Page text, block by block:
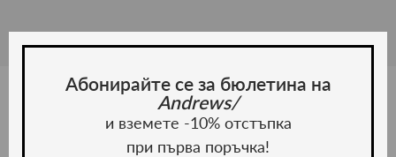
Ние препоръчваме
Абонирайте се за бюлетина на
Andrews/
и вземете -10% отстъпка
при първа поръчка!